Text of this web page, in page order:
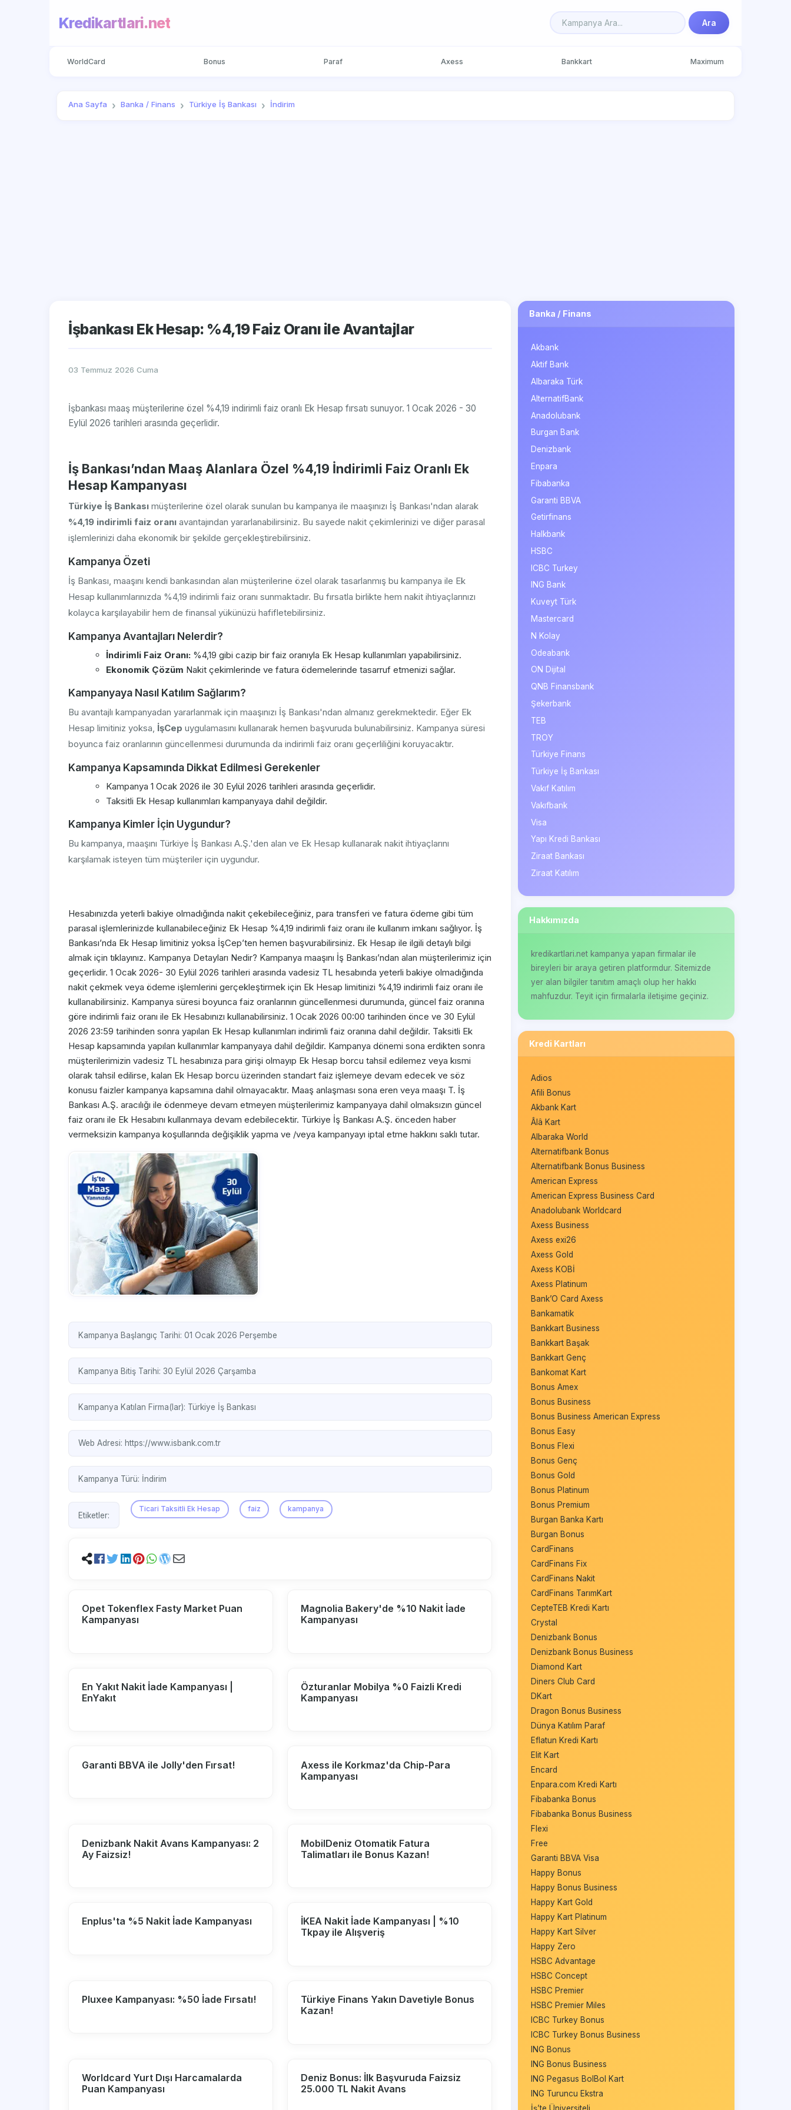
Kredikartlari.net Ara
WorldCard Bonus Paraf Axess Bankkart Maximum
Ana Sayfa Banka / Finans Türkiye İş Bankası İndirim
İşbankası Ek Hesap: %4,19 Faiz Oranı ile Avantajlar
03 Temmuz 2026 Cuma
İşbankası maaş müşterilerine özel %4,19 indirimli faiz oranlı Ek Hesap fırsatı sunuyor. 1 Ocak 2026 - 30
Eylül 2026 tarihleri arasında geçerlidir.
İş Bankası’ndan Maaş Alanlara Özel %4,19 İndirimli Faiz Oranlı Ek
Hesap Kampanyası
Türkiye İş Bankası müşterilerine özel olarak sunulan bu kampanya ile maaşınızı İş Bankası'ndan alarak
%4,19 indirimli faiz oranı avantajından yararlanabilirsiniz. Bu sayede nakit çekimlerinizi ve diğer parasal
işlemlerinizi daha ekonomik bir şekilde gerçekleştirebilirsiniz.
Kampanya Özeti
İş Bankası, maaşını kendi bankasından alan müşterilerine özel olarak tasarlanmış bu kampanya ile Ek
Hesap kullanımlarınızda %4,19 indirimli faiz oranı sunmaktadır. Bu fırsatla birlikte hem nakit ihtiyaçlarınızı
kolayca karşılayabilir hem de finansal yükünüzü hafifletebilirsiniz.
Kampanya Avantajları Nelerdir?
İndirimli Faiz Oranı: %4,19 gibi cazip bir faiz oranıyla Ek Hesap kullanımları yapabilirsiniz.
Ekonomik Çözüm Nakit çekimlerinde ve fatura ödemelerinde tasarruf etmenizi sağlar.
Kampanyaya Nasıl Katılım Sağlarım?
Bu avantajlı kampanyadan yararlanmak için maaşınızı İş Bankası'ndan almanız gerekmektedir. Eğer Ek
Hesap limitiniz yoksa, İşCep uygulamasını kullanarak hemen başvuruda bulunabilirsiniz. Kampanya süresi
boyunca faiz oranlarının güncellenmesi durumunda da indirimli faiz oranı geçerliliğini koruyacaktır.
Kampanya Kapsamında Dikkat Edilmesi Gerekenler
Kampanya 1 Ocak 2026 ile 30 Eylül 2026 tarihleri arasında geçerlidir.
Taksitli Ek Hesap kullanımları kampanyaya dahil değildir.
Kampanya Kimler İçin Uygundur?
Bu kampanya, maaşını Türkiye İş Bankası A.Ş.'den alan ve Ek Hesap kullanarak nakit ihtiyaçlarını
karşılamak isteyen tüm müşteriler için uygundur.
Hesabınızda yeterli bakiye olmadığında nakit çekebileceğiniz, para transferi ve fatura ödeme gibi tüm
parasal işlemlerinizde kullanabileceğiniz Ek Hesap %4,19 indirimli faiz oranı ile kullanım imkanı sağlıyor. İş
Bankası’nda Ek Hesap limitiniz yoksa İşCep’ten hemen başvurabilirsiniz. Ek Hesap ile ilgili detaylı bilgi
almak için tıklayınız. ​Kampanya Detayları Nedir? Kampanya maaşını İş Bankası’ndan alan müşterilerimiz için
geçerlidir. 1 Ocak 2026- 30 Eylül 2026 tarihleri arasında vadesiz TL hesabında yeterli bakiye olmadığında
nakit çekmek veya ödeme işlemlerini gerçekleştirmek için Ek Hesap limitinizi %4,19 indirimli faiz oranı ile
kullanabilirsiniz. Kampanya süresi boyunca faiz oranlarının güncellenmesi durumunda, güncel faiz oranına
göre indirimli faiz oranı ile Ek Hesabınızı kullanabilirsiniz. 1 Ocak 2026 00:00 tarihinden önce ve 30 Eylül
2026 23:59 tarihinden sonra yapılan Ek Hesap kullanımları indirimli faiz oranına dahil değildir. Taksitli Ek
Hesap kapsamında yapılan kullanımlar kampanyaya dahil değildir. Kampanya dönemi sona erdikten sonra
müşterilerimizin vadesiz TL hesabınıza para girişi olmayıp Ek Hesap borcu tahsil edilemez veya kısmi
olarak tahsil edilirse, kalan Ek Hesap borcu üzerinden standart faiz işlemeye devam edecek ve söz
konusu faizler kampanya kapsamına dahil olmayacaktır. Maaş anlaşması sona eren veya maaşı T. İş
Bankası A.Ş. aracılığı ile ödenmeye devam etmeyen müşterilerimiz kampanyaya dahil olmaksızın güncel
faiz oranı ile Ek Hesabını kullanmaya devam edebilecektir. Türkiye İş Bankası A.Ş. önceden haber
vermeksizin kampanya koşullarında değişiklik yapma ve /veya kampanyayı iptal etme hakkını saklı tutar.
Kampanya Başlangıç Tarihi: 01 Ocak 2026 Perşembe
Kampanya Bitiş Tarihi: 30 Eylül 2026 Çarşamba
Kampanya Katılan Firma(lar): Türkiye İş Bankası
Web Adresi: https://www.isbank.com.tr
Kampanya Türü: İndirim
Etiketler:
Ticari Taksitli Ek Hesap faiz kampanya
Opet Tokenflex Fasty Market Puan
Kampanyası
Magnolia Bakery'de %10 Nakit İade
Kampanyası
En Yakıt Nakit İade Kampanyası |
EnYakıt
Özturanlar Mobilya %0 Faizli Kredi
Kampanyası
Garanti BBVA ile Jolly'den Fırsat!
Axess ile Korkmaz'da Chip-Para
Kampanyası
Denizbank Nakit Avans Kampanyası: 2
Ay Faizsiz!
MobilDeniz Otomatik Fatura
Talimatları ile Bonus Kazan!
Enplus'ta %5 Nakit İade Kampanyası
İKEA Nakit İade Kampanyası | %10
Tkpay ile Alışveriş
Pluxee Kampanyası: %50 İade Fırsatı!
Türkiye Finans Yakın Davetiyle Bonus
Kazan!
Worldcard Yurt Dışı Harcamalarda
Puan Kampanyası
Deniz Bonus: İlk Başvuruda Faizsiz
25.000 TL Nakit Avans
Banka / Finans
Akbank
Aktif Bank
Albaraka Türk
AlternatifBank
Anadolubank
Burgan Bank
Denizbank
Enpara
Fibabanka
Garanti BBVA
Getirfinans
Halkbank
HSBC
ICBC Turkey
ING Bank
Kuveyt Türk
Mastercard
N Kolay
Odeabank
ON Dijital
QNB Finansbank
Şekerbank
TEB
TROY
Türkiye Finans
Türkiye İş Bankası
Vakıf Katılım
Vakıfbank
Visa
Yapı Kredi Bankası
Ziraat Bankası
Ziraat Katılım
Hakkımızda
kredikartlari.net kampanya yapan firmalar ile
bireyleri bir araya getiren platformdur. Sitemizde
yer alan bilgiler tanıtım amaçlı olup her hakkı
mahfuzdur. Teyit için firmalarla iletişime geçiniz.
Kredi Kartları
Adios
Afili Bonus
Akbank Kart
Âlâ Kart
Albaraka World
Alternatifbank Bonus
Alternatifbank Bonus Business
American Express
American Express Business Card
Anadolubank Worldcard
Axess Business
Axess exi26
Axess Gold
Axess KOBİ
Axess Platinum
Bank’O Card Axess
Bankamatik
Bankkart Business
Bankkart Başak
Bankkart Genç
Bankomat Kart
Bonus Amex
Bonus Business
Bonus Business American Express
Bonus Easy
Bonus Flexi
Bonus Genç
Bonus Gold
Bonus Platinum
Bonus Premium
Burgan Banka Kartı
Burgan Bonus
CardFinans
CardFinans Fix
CardFinans Nakit
CardFinans TarımKart
CepteTEB Kredi Kartı
Crystal
Denizbank Bonus
Denizbank Bonus Business
Diamond Kart
Diners Club Card
DKart
Dragon Bonus Business
Dünya Katılım Paraf
Eflatun Kredi Kartı
Elit Kart
Encard
Enpara.com Kredi Kartı
Fibabanka Bonus
Fibabanka Bonus Business
Flexi
Free
Garanti BBVA Visa
Happy Bonus
Happy Bonus Business
Happy Kart Gold
Happy Kart Platinum
Happy Kart Silver
Happy Zero
HSBC Advantage
HSBC Concept
HSBC Premier
HSBC Premier Miles
ICBC Turkey Bonus
ICBC Turkey Bonus Business
ING Bonus
ING Bonus Business
ING Pegasus BolBol Kart
ING Turuncu Ekstra
İş’te Üniversiteli